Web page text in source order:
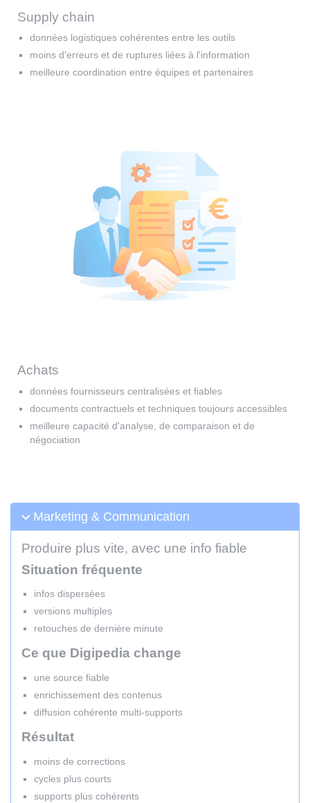
Supply chain
données logistiques cohérentes entre les outils
moins d'erreurs et de ruptures liées à l'information
meilleure coordination entre équipes et partenaires
Achats
données fournisseurs centralisées et fiables
documents contractuels et techniques toujours accessibles
meilleure capacité d'analyse, de comparaison et de
négociation
Marketing & Communication
Produire plus vite, avec une info fiable
Situation fréquente
infos dispersées
versions multiples
retouches de dernière minute
Ce que Digipedia change
une source fiable
enrichissement des contenus
diffusion cohérente multi-supports
Résultat
moins de corrections
cycles plus courts
supports plus cohérents